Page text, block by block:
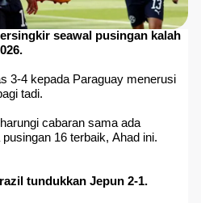
seawal pusingan kalah
3-4 kepada Paraguay menerusi
tadi.
cabaran sama ada
16 terbaik, Ahad ini.
tundukkan Jepun 2-1.